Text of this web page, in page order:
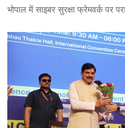
भोपाल में साइबर सुरक्षा फ्रेमवर्क पर